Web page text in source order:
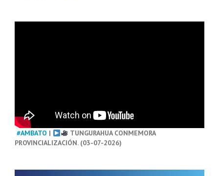
#AMBATO |
TUNGURAHUA CONMEMORA
PROVINCIALIZACIÓN. (03-07-2026)